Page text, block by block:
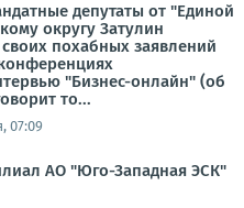
депутаты от "Единой
округу Затулин
похабных заявлений
"Бизнес-онлайн" (об
то...
07:09
АО "Юго-Западная ЭСК"